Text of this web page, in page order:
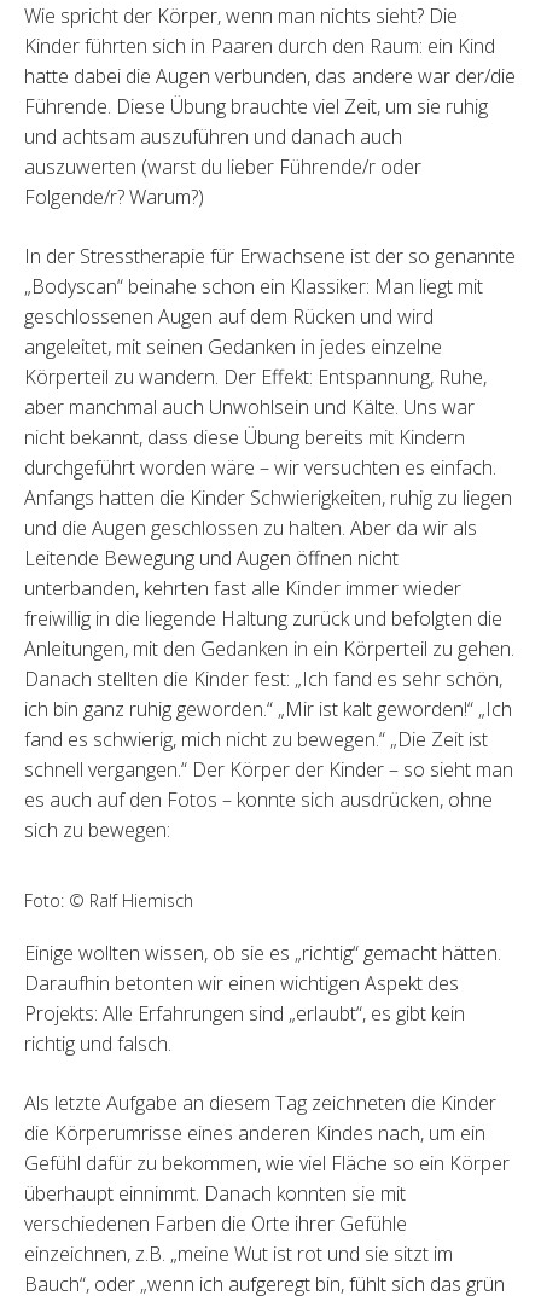
Wie spricht der Körper, wenn man nichts sieht? Die
Kinder führten sich in Paaren durch den Raum: ein Kind
hatte dabei die Augen verbunden, das andere war der/die
Führende. Diese Übung brauchte viel Zeit, um sie ruhig
und achtsam auszuführen und danach auch
auszuwerten (warst du lieber Führende/r oder
Folgende/r? Warum?)
In der Stresstherapie für Erwachsene ist der so genannte
„Bodyscan“ beinahe schon ein Klassiker: Man liegt mit
geschlossenen Augen auf dem Rücken und wird
angeleitet, mit seinen Gedanken in jedes einzelne
Körperteil zu wandern. Der Effekt: Entspannung, Ruhe,
aber manchmal auch Unwohlsein und Kälte. Uns war
nicht bekannt, dass diese Übung bereits mit Kindern
durchgeführt worden wäre – wir versuchten es einfach.
Anfangs hatten die Kinder Schwierigkeiten, ruhig zu liegen
und die Augen geschlossen zu halten. Aber da wir als
Leitende Bewegung und Augen öffnen nicht
unterbanden, kehrten fast alle Kinder immer wieder
freiwillig in die liegende Haltung zurück und befolgten die
Anleitungen, mit den Gedanken in ein Körperteil zu gehen.
Danach stellten die Kinder fest: „Ich fand es sehr schön,
ich bin ganz ruhig geworden.“ „Mir ist kalt geworden!“ „Ich
fand es schwierig, mich nicht zu bewegen.“ „Die Zeit ist
schnell vergangen.“ Der Körper der Kinder – so sieht man
es auch auf den Fotos – konnte sich ausdrücken, ohne
sich zu bewegen:
Foto: © Ralf Hiemisch
Einige wollten wissen, ob sie es „richtig“ gemacht hätten.
Daraufhin betonten wir einen wichtigen Aspekt des
Projekts: Alle Erfahrungen sind „erlaubt“, es gibt kein
richtig und falsch.
Als letzte Aufgabe an diesem Tag zeichneten die Kinder
die Körperumrisse eines anderen Kindes nach, um ein
Gefühl dafür zu bekommen, wie viel Fläche so ein Körper
überhaupt einnimmt. Danach konnten sie mit
verschiedenen Farben die Orte ihrer Gefühle
einzeichnen, z.B. „meine Wut ist rot und sie sitzt im
Bauch“, oder „wenn ich aufgeregt bin, fühlt sich das grün